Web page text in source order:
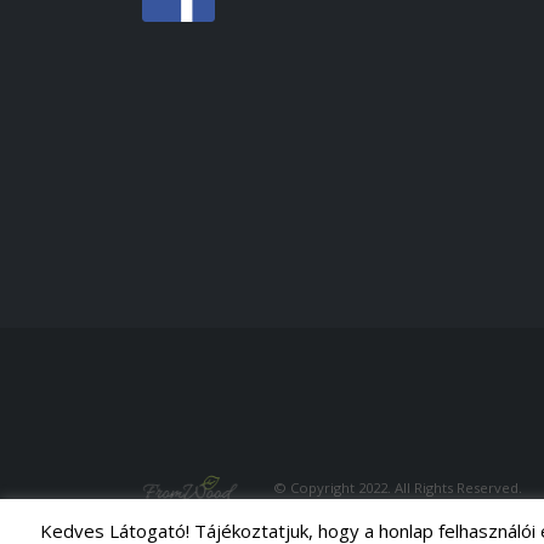
© Copyright 2022. All Rights Reserved.
Kedves Látogató! Tájékoztatjuk, hogy a honlap